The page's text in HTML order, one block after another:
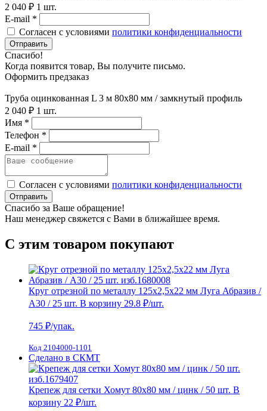
2 040 ₽ 1 шт.
E-mail *
Согласен с условиями политики конфиденциальности
Отправить
Спасибо!
Когда появится товар, Вы получите письмо.
Оформить предзаказ
Труба оцинкованная L 3 м 80х80 мм / замкнутый профиль
2 040 ₽ 1 шт.
Имя *
Телефон *
E-mail *
Согласен с условиями политики конфиденциальности
Отправить
Спасибо за Ваше обращение!
Наш менеджер свяжется с Вами в ближайшее время.
С этим товаром покупают
Круг отрезной по металлу 125х2,5х22 мм Луга Абразив /
А30 / 25 шт. В корзину 29.8 ₽/шт.
745 ₽/упак.
Код 2104000-1101
Сделано в СКМТ
Крепеж для сетки Хомут 80х80 мм / цинк / 50 шт. В
корзину 22 ₽/шт.